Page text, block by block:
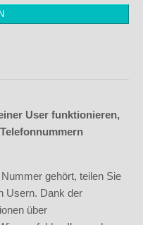
User funktionieren,
gehört, teilen Sie
Usern. Dank der
über